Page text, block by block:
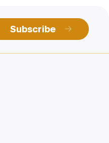
Subscribe